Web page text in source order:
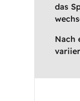
das
Nach